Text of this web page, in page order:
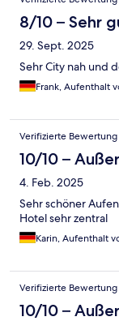
8/10 – Sehr
29. Sept. 2025
Sehr City nah und
Frank, Aufenthalt
Verifizierte Bewertung
10/10 –
4. Feb. 2025
Sehr schöner
Hotel sehr zentral
Karin, Aufenthalt
Verifizierte Bewertung
10/10 –